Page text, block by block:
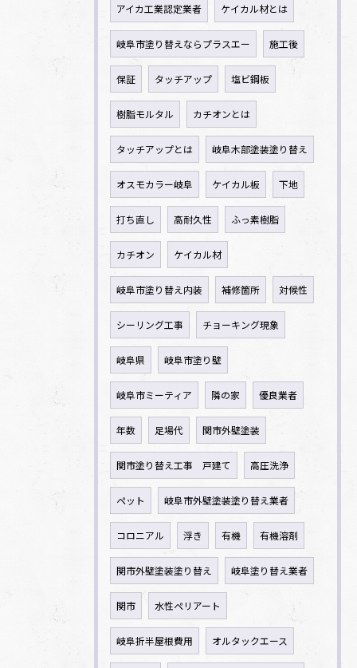
アイカ工業認定業者 ケイカル材とは
岐阜市塗り替えならプラスエー 施工後
保証 タッチアップ 塩ビ鋼板
樹脂モルタル カチオンとは
タッチアップとは 岐阜木部塗装塗り替え
オスモカラー岐阜 ケイカル板 下地
打ち直し 高耐久性 ふっ素樹脂
カチオン ケイカル材
岐阜市塗り替え内装 補修箇所 対候性
シーリング工事 チョーキング現象
岐阜県 岐阜市塗り壁
岐阜市ミーティア 隣の家 優良業者
年数 足場代 関市外壁塗装
関市塗り替え工事 戸建て 高圧洗浄
ペット 岐阜市外壁塗装塗り替え業者
コロニアル 浮き 有機 有機溶剤
関市外壁塗装塗り替え 岐阜塗り替え業者
関市 水性ペリアート
岐阜折半屋根費用 オルタックエース